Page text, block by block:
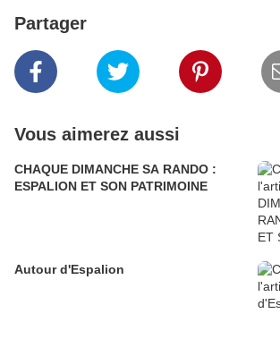
Partager
Vous aimerez aussi
CHAQUE DIMANCHE SA RANDO :
ESPALION ET SON PATRIMOINE
Autour d'Espalion